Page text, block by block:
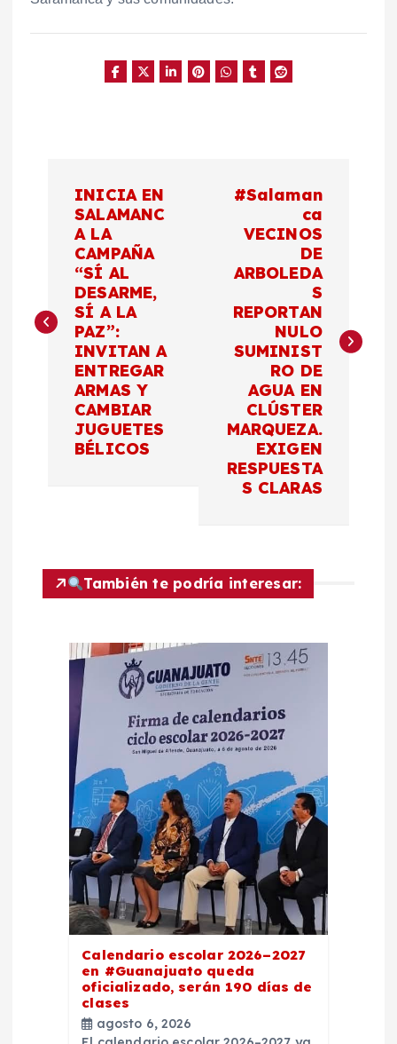
e
n
INICIA EN
SALAMANC
A LA
CAMPAÑA
“SÍ AL
DESARME,
SÍ A LA
PAZ”:
INVITAN A
ENTREGAR
ARMAS Y
CAMBIAR
JUGUETES
BÉLICOS
#Salaman
ca
VECINOS
DE
ARBOLEDA
S
REPORTAN
NULO
SUMINIST
RO DE
AGUA EN
CLÚSTER
MARQUEZA.
EXIGEN
RESPUESTA
S CLARAS
También te podría interesar:
Calendario escolar 2026–2027
en #Guanajuato queda
oficializado, serán 190 días de
clases
agosto 6, 2026